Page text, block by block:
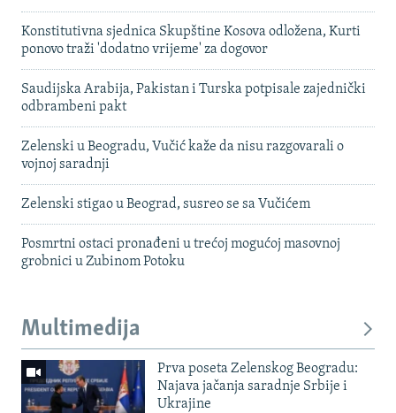
Konstitutivna sjednica Skupštine Kosova odložena, Kurti
ponovo traži 'dodatno vrijeme' za dogovor
Saudijska Arabija, Pakistan i Turska potpisale zajednički
odbrambeni pakt
Zelenski u Beogradu, Vučić kaže da nisu razgovarali o
vojnoj saradnji
Zelenski stigao u Beograd, susreo se sa Vučićem
Posmrtni ostaci pronađeni u trećoj mogućoj masovnoj
grobnici u Zubinom Potoku
Multimedija
Prva poseta Zelenskog Beogradu:
Najava jačanja saradnje Srbije i
Ukrajine